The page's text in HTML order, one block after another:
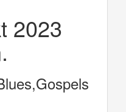
2023